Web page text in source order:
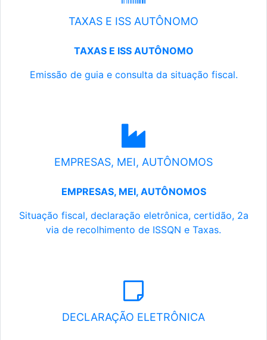
TAXAS E ISS AUTÔNOMO
TAXAS E ISS AUTÔNOMO
Emissão de guia e consulta da situação fiscal.
EMPRESAS, MEI, AUTÔNOMOS
EMPRESAS, MEI, AUTÔNOMOS
Situação fiscal, declaração eletrônica, certidão, 2a
via de recolhimento de ISSQN e Taxas.
DECLARAÇÃO ELETRÔNICA